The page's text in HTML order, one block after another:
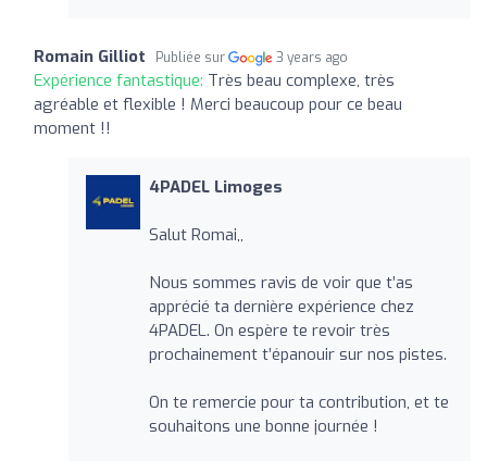
Romain Gilliot Publiée sur 3 years ago
Expérience fantastique: Très beau complexe, très
agréable et flexible ! Merci beaucoup pour ce beau
moment !!
4PADEL Limoges
Salut Romai,,
Nous sommes ravis de voir que t’as
apprécié ta dernière expérience chez
4PADEL. On espère te revoir très
prochainement t’épanouir sur nos pistes.
On te remercie pour ta contribution, et te
souhaitons une bonne journée !